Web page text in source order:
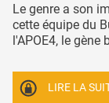
Le genre a son
cette équipe du
l'APOE4, le gène
LIRE LA